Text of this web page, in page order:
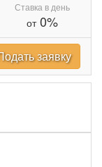
Ставка в день
от0%
заявку